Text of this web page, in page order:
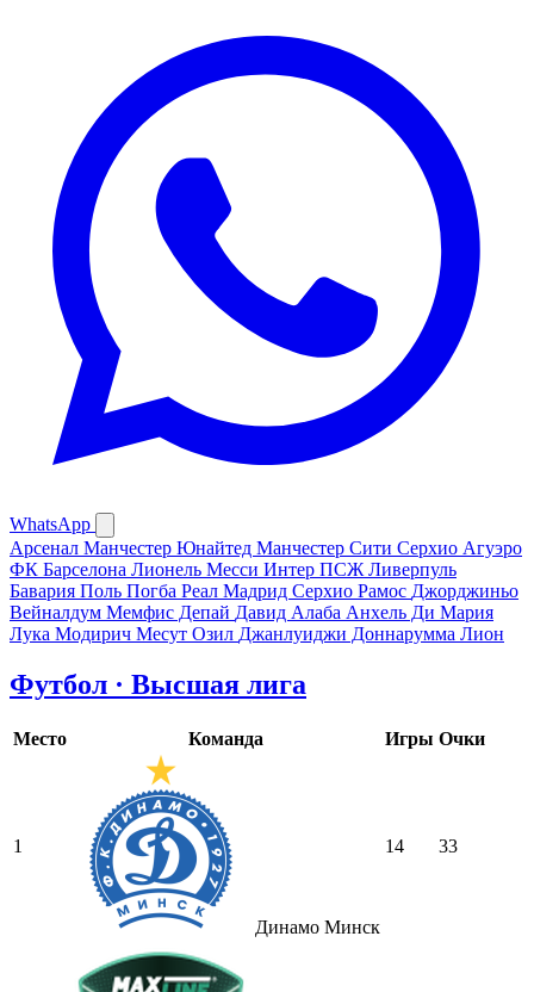
WhatsApp
Арсенал Манчестер Юнайтед Манчестер Сити Серхио Агуэро
ФК Барселона Лионель Месси Интер ПСЖ Ливерпуль
Бавария Поль Погба Реал Мадрид Серхио Рамос Джорджиньо
Вейналдум Мемфис Депай Давид Алаба Анхель Ди Мария
Лука Модирич Месут Озил Джанлуиджи Доннарумма Лион
Футбол · Высшая лига
Место Команда Игры Очки
1
Динамо Минск
14 33